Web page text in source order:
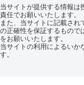
当サイトが提供する情報は
責任でお願いいたします。
また、当サイトに記載さ
の正確性を保証するもので
をお願いいたします。
当サイトの利用によるいか
す。